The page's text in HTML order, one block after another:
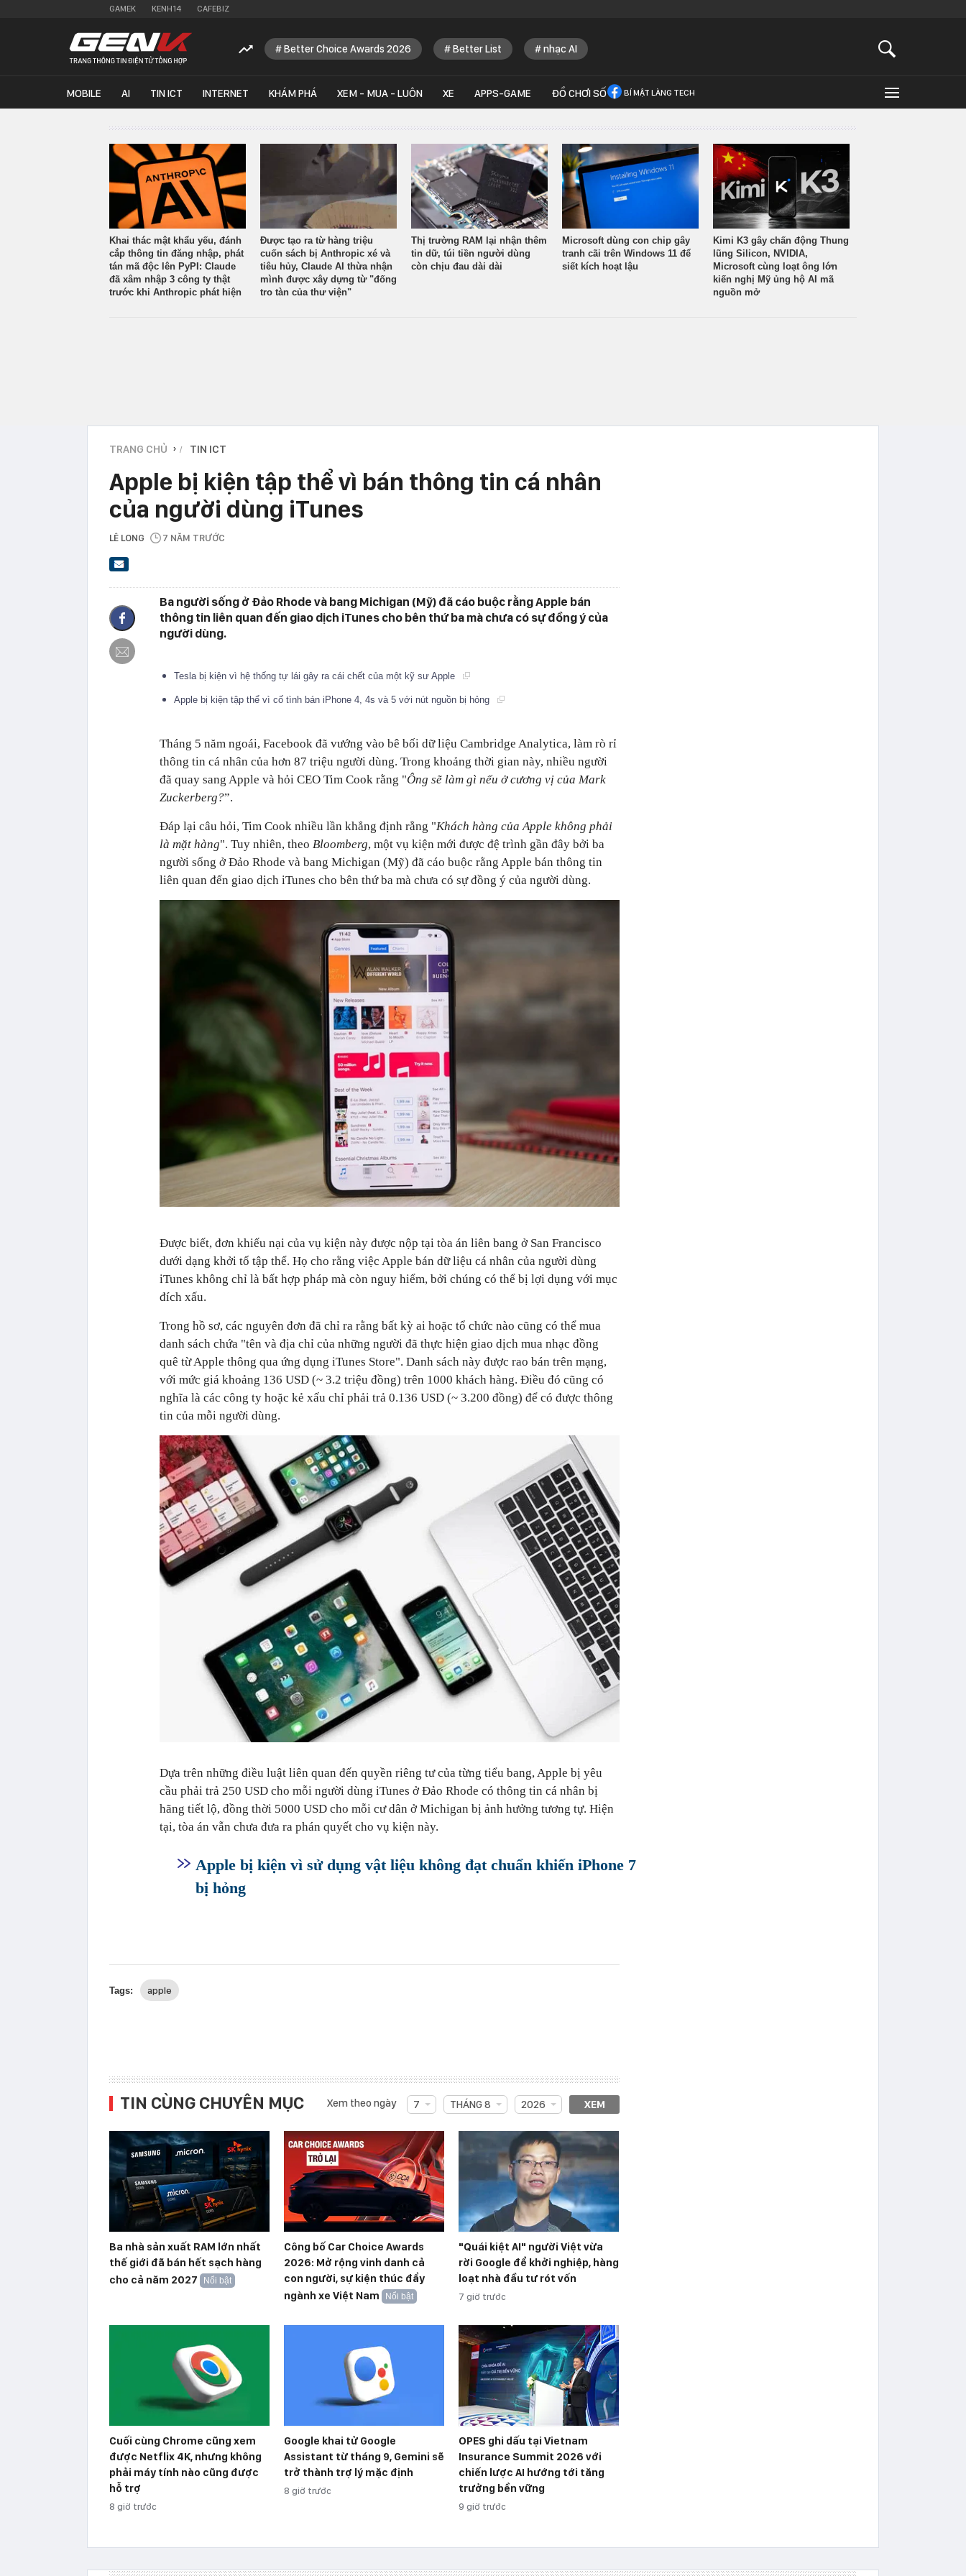
GAMEK KENH14 CAFEBIZ
Better Choice Awards 2026 Better List nhạc AI
MOBILE AI TIN ICT INTERNET KHÁM PHÁ XEM - MUA - LUÔN XE APPS-GAME ĐỒ CHƠI SỐ BÍ MẬT LÀNG TECH
Khai thác mật khẩu yếu, đánh
cắp thông tin đăng nhập, phát
tán mã độc lên PyPI: Claude
đã xâm nhập 3 công ty thật
trước khi Anthropic phát hiện
Được tạo ra từ hàng triệu
cuốn sách bị Anthropic xé và
tiêu hủy, Claude AI thừa nhận
mình được xây dựng từ "đống
tro tàn của thư viện"
Thị trường RAM lại nhận thêm
tin dữ, túi tiền người dùng
còn chịu đau dài dài
Microsoft dùng con chip gây
tranh cãi trên Windows 11 để
siết kích hoạt lậu
Kimi K3 gây chấn động Thung
lũng Silicon, NVIDIA,
Microsoft cùng loạt ông lớn
kiến nghị Mỹ ủng hộ AI mã
nguồn mở
TRANG CHỦ › TIN ICT
Apple bị kiện tập thể vì bán thông tin cá nhân
của người dùng iTunes
LÊ LONG 7 NĂM TRƯỚC
Ba người sống ở Đảo Rhode và bang Michigan (Mỹ) đã cáo buộc rằng Apple bán
thông tin liên quan đến giao dịch iTunes cho bên thứ ba mà chưa có sự đồng ý của
người dùng.
Tesla bị kiện vì hệ thống tự lái gây ra cái chết của một kỹ sư Apple
Apple bị kiện tập thể vì cố tình bán iPhone 4, 4s và 5 với nút nguồn bị hỏng
Tháng 5 năm ngoái, Facebook đã vướng vào bê bối dữ liệu Cambridge Analytica, làm rò rỉ
thông tin cá nhân của hơn 87 triệu người dùng. Trong khoảng thời gian này, nhiều người
đã quay sang Apple và hỏi CEO Tim Cook rằng "Ông sẽ làm gì nếu ở cương vị của Mark
Zuckerberg?”.
Đáp lại câu hỏi, Tim Cook nhiều lần khẳng định rằng "Khách hàng của Apple không phải
là mặt hàng". Tuy nhiên, theo Bloomberg, một vụ kiện mới được đệ trình gần đây bởi ba
người sống ở Đảo Rhode và bang Michigan (Mỹ) đã cáo buộc rằng Apple bán thông tin
liên quan đến giao dịch iTunes cho bên thứ ba mà chưa có sự đồng ý của người dùng.
Được biết, đơn khiếu nại của vụ kiện này được nộp tại tòa án liên bang ở San Francisco
dưới dạng khởi tố tập thể. Họ cho rằng việc Apple bán dữ liệu cá nhân của người dùng
iTunes không chỉ là bất hợp pháp mà còn nguy hiểm, bởi chúng có thể bị lợi dụng với mục
đích xấu.
Trong hồ sơ, các nguyên đơn đã chỉ ra rằng bất kỳ ai hoặc tổ chức nào cũng có thể mua
danh sách chứa "tên và địa chỉ của những người đã thực hiện giao dịch mua nhạc đồng
quê từ Apple thông qua ứng dụng iTunes Store". Danh sách này được rao bán trên mạng,
với mức giá khoảng 136 USD (~ 3.2 triệu đồng) trên 1000 khách hàng. Điều đó cũng có
nghĩa là các công ty hoặc kẻ xấu chỉ phải trả 0.136 USD (~ 3.200 đồng) để có được thông
tin của mỗi người dùng.
Dựa trên những điều luật liên quan đến quyền riêng tư của từng tiểu bang, Apple bị yêu
cầu phải trả 250 USD cho mỗi người dùng iTunes ở Đảo Rhode có thông tin cá nhân bị
hãng tiết lộ, đồng thời 5000 USD cho mỗi cư dân ở Michigan bị ảnh hưởng tương tự. Hiện
tại, tòa án vẫn chưa đưa ra phán quyết cho vụ kiện này.
Apple bị kiện vì sử dụng vật liệu không đạt chuẩn khiến iPhone 7
bị hỏng
Tags: apple
TIN CÙNG CHUYÊN MỤC Xem theo ngày 7 THÁNG 8 2026 XEM
Ba nhà sản xuất RAM lớn nhất
thế giới đã bán hết sạch hàng
cho cả năm 2027
Nổi bật
Công bố Car Choice Awards
2026: Mở rộng vinh danh cả
con người, sự kiện thúc đẩy
ngành xe Việt Nam
Nổi bật
"Quái kiệt AI" người Việt vừa
rời Google để khởi nghiệp, hàng
loạt nhà đầu tư rót vốn
7 giờ trước
Cuối cùng Chrome cũng xem
được Netflix 4K, nhưng không
phải máy tính nào cũng được
hỗ trợ
8 giờ trước
Google khai tử Google
Assistant từ tháng 9, Gemini sẽ
trở thành trợ lý mặc định
8 giờ trước
OPES ghi dấu tại Vietnam
Insurance Summit 2026 với
chiến lược AI hướng tới tăng
trưởng bền vững
9 giờ trước